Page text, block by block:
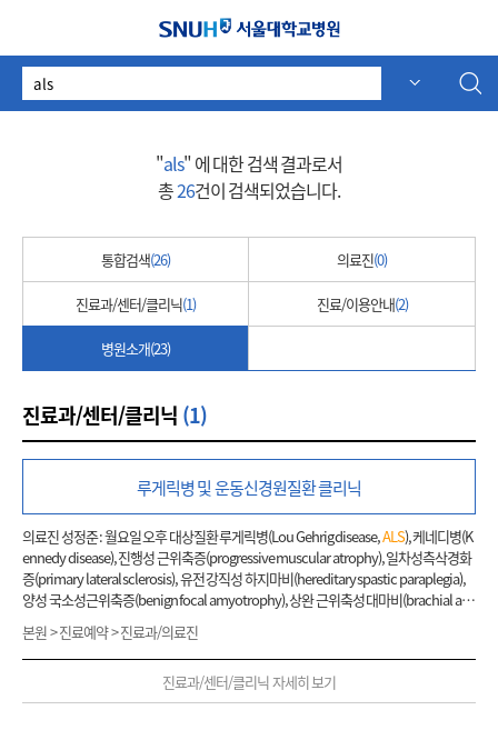
서울대학교병원
색
자동 추
자동 추
"als" 에 대한 검색 결과로서
총26건이 검색되었습니다.
통합검색(26) 의료진(0)
진료과/센터/클리닉(1) 진료/이용안내(2)
병원소개(23)
진료과/센터/클리닉 (1)
루게릭병 및 운동신경원질환 클리닉
의료진 성정준 : 월요일 오후 대상질환 루게릭병(Lou Gehrig disease,ALS), 케네디병(K
ennedy disease), 진행성 근위축증(progressive muscular atrophy), 일차성측삭경화
증(primary lateral sclerosis), 유전 강직성 하지마비(hereditary spastic paraplegia),
양성 국소성근위축증(benign focal amyotrophy), 상완 근위축성 대마비(brachial am
yotrophic diplegia) 및 기타 상세불명의 운동신경원 질환(motor neuron disease of k
nown cause) 소개 운동신경원 질환(motor neuron disease)은 난치성신경퇴행성 질
환으로써 운동기능에 속하는 팔다리의 움직임, 발음, 삼킴, 호흡 등이 점차적인 약화를
보이는 질환입니다. 그 중 대표적인 질환인 루게릭병( ALS)은 증상 진행이 가장 빠른 치
명적인 질환으로 평균 수명이 4-5년 이내로 알려져 있으며, 병이 진행하면서 호흡근육
본원 > 진료예약 > 진료과/의료진
진료과/센터/클리닉 자세히 보기